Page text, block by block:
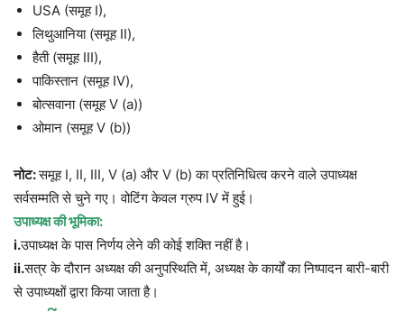
USA (समूह I),
लिथुआनिया (समूह II),
हैती (समूह III),
पाकिस्तान (समूह IV),
बोत्सवाना (समूह V (a))
ओमान (समूह V (b))
नोट:समूह I, II, III, V (a) और V (b) का प्रतिनिधित्व करने वाले उपाध्यक्ष
सर्वसम्मति से चुने गए। वोटिंग केवल ग्रुप IV में हुई।
उपाध्यक्ष की भूमिका:
i.उपाध्यक्ष के पास निर्णय लेने की कोई शक्ति नहीं है।
ii.सत्र के दौरान अध्यक्ष की अनुपस्थिति में, अध्यक्ष के कार्यों का निष्पादन बारी-बारी
से उपाध्यक्षों द्वारा किया जाता है।